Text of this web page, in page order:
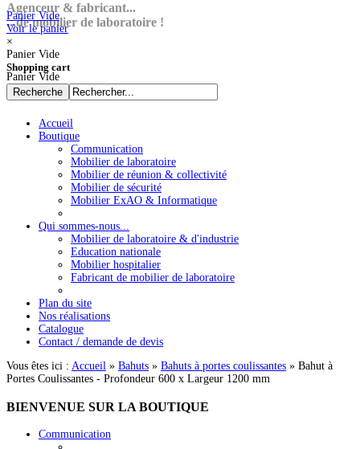
Agenceur & fabricant...
...de mobilier de laboratoire !
Panier Vide
Voir le panier
×
Panier Vide
Shopping cart
Panier Vide
Accueil
Boutique
Communication
Mobilier de laboratoire
Mobilier de réunion & collectivité
Mobilier de sécurité
Mobilier ExAO & Informatique
Qui sommes-nous...
Mobilier de laboratoire & d'industrie
Education nationale
Mobilier hospitalier
Fabricant de mobilier de laboratoire
Plan du site
Nos réalisations
Catalogue
Contact / demande de devis
Vous êtes ici : Accueil » Bahuts » Bahuts à portes coulissantes » Bahut à
Portes Coulissantes - Profondeur 600 x Largeur 1200 mm
BIENVENUE SUR LA BOUTIQUE
Communication